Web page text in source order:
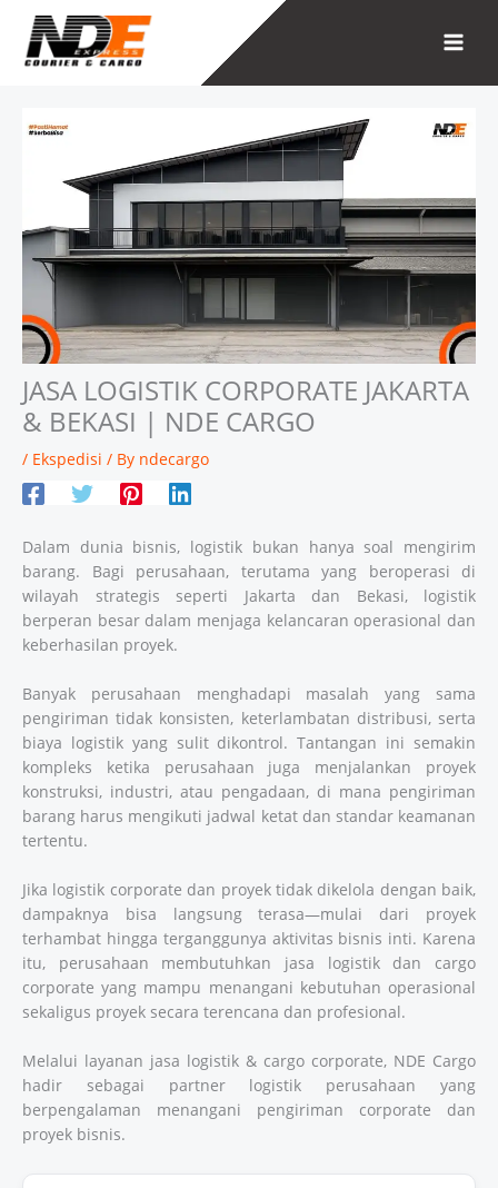
content
JASA LOGISTIK CORPORATE JAKARTA
& BEKASI | NDE CARGO
/ Ekspedisi / By ndecargo
Dalam dunia bisnis, logistik bukan hanya soal mengirim
barang. Bagi perusahaan, terutama yang beroperasi di
wilayah strategis seperti Jakarta dan Bekasi, logistik
berperan besar dalam menjaga kelancaran operasional dan
keberhasilan proyek.
Banyak perusahaan menghadapi masalah yang sama
pengiriman tidak konsisten, keterlambatan distribusi, serta
biaya logistik yang sulit dikontrol. Tantangan ini semakin
kompleks ketika perusahaan juga menjalankan proyek
konstruksi, industri, atau pengadaan, di mana pengiriman
barang harus mengikuti jadwal ketat dan standar keamanan
tertentu.
Jika logistik corporate dan proyek tidak dikelola dengan baik,
dampaknya bisa langsung terasa—mulai dari proyek
terhambat hingga terganggunya aktivitas bisnis inti. Karena
itu, perusahaan membutuhkan jasa logistik dan cargo
corporate yang mampu menangani kebutuhan operasional
sekaligus proyek secara terencana dan profesional.
Melalui layanan jasa logistik & cargo corporate, NDE Cargo
hadir sebagai partner logistik perusahaan yang
berpengalaman menangani pengiriman corporate dan
proyek bisnis.